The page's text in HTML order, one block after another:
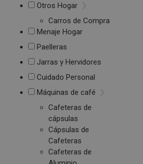
Otros Hogar
Carros de Compra
Menaje Hogar
Paelleras
Jarras y Hervidores
Cuidado Personal
Máquinas de café
Cafeteras de
cápsulas
Cápsulas de
Cafeteras
Cafeteras de